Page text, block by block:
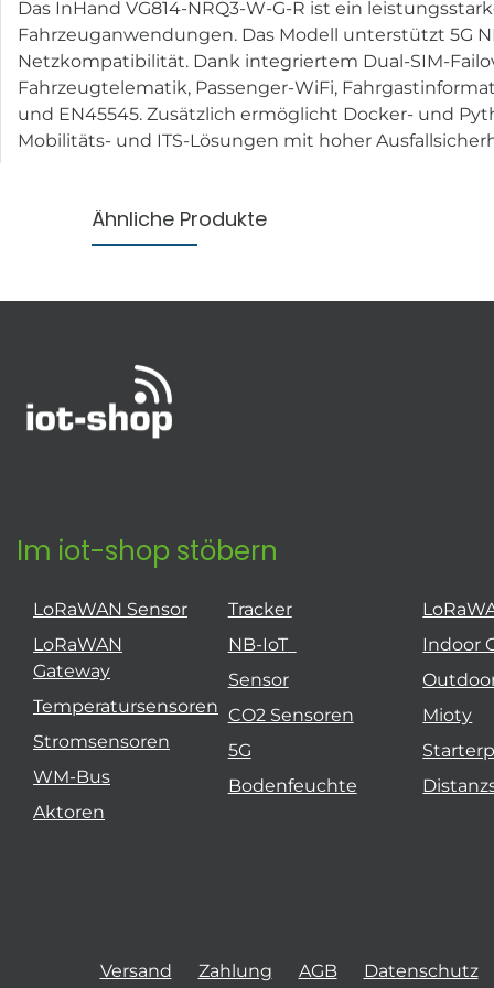
Das InHand VG814-NRQ3-W-G-R ist ein
Fahrzeuganwendungen. Das Modell unterstützt 5G
Netzkompatibilität. Dank integriertem Dual-SIM-
Fahrzeugtelematik, Passenger-WiFi,
und EN45545. Zusätzlich ermöglicht Docker- und
Mobilitäts- und ITS-Lösungen mit hoher
Ähnliche Produkte
Im iot-shop stöbern
LoRaWAN Sensor
LoRaWAN
Gateway
Temperatursensoren
Stromsensoren
WM-Bus
Aktoren
Tracker
NB-IoT
Sensor
CO2 Sensoren
5G
Bodenfeuchte
Indoor
Mioty
Versand Zahlung AGB Datenschutz